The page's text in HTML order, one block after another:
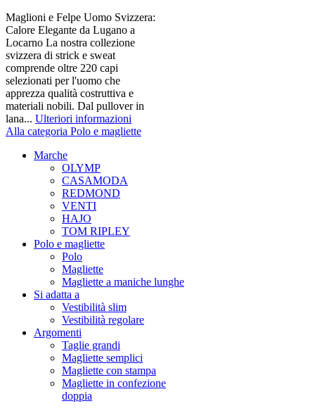
Maglioni e Felpe Uomo Svizzera:
Calore Elegante da Lugano a
Locarno La nostra collezione
svizzera di strick e sweat
comprende oltre 220 capi
selezionati per l'uomo che
apprezza qualità costruttiva e
materiali nobili. Dal pullover in
lana... Ulteriori informazioni
Alla categoria Polo e magliette
Marche
OLYMP
CASAMODA
REDMOND
VENTI
HAJO
TOM RIPLEY
Polo e magliette
Polo
Magliette
Magliette a maniche lunghe
Si adatta a
Vestibilità slim
Vestibilità regolare
Argomenti
Taglie grandi
Magliette semplici
Magliette con stampa
Magliette in confezione
doppia